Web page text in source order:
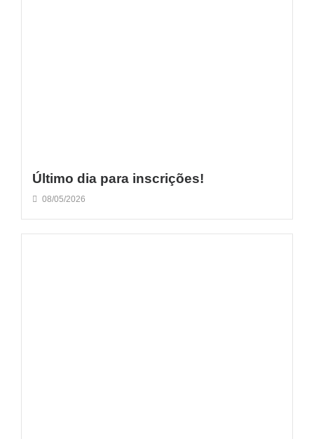
Último dia para inscrições!
08/05/2026